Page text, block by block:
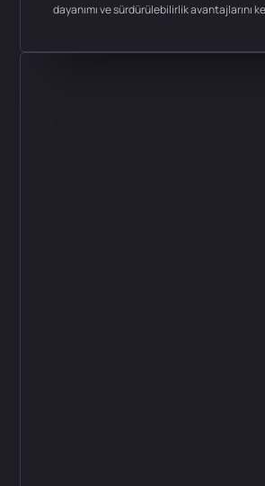
dayanımı ve sürdürülebilirlik avantajlarını